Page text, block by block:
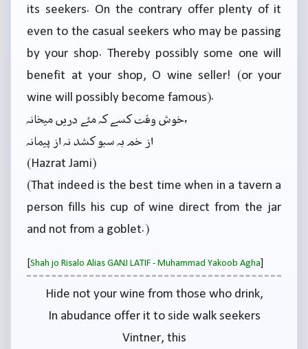
its seekers. On the contrary offer plenty of it
even to the casual seekers who may be passing
by your shop. Thereby possibly some one will
benefit at your shop, O wine seller! (or your
wine will possibly become famous).
خوش وقت کسے کہ مئے دریں میخانہ،
از خم بہ سبو کشد نہ از پیمانہ
(Hazrat Jami)
(That indeed is the best time when in a tavern a
person fills his cup of wine direct from the jar
and not from a goblet.)
[Shah jo Risalo Alias GANJ LATIF - Muhammad Yakoob Agha
Hide not your wine from those who drink,
In abudance offer it to side walk seekers
Vintner, this